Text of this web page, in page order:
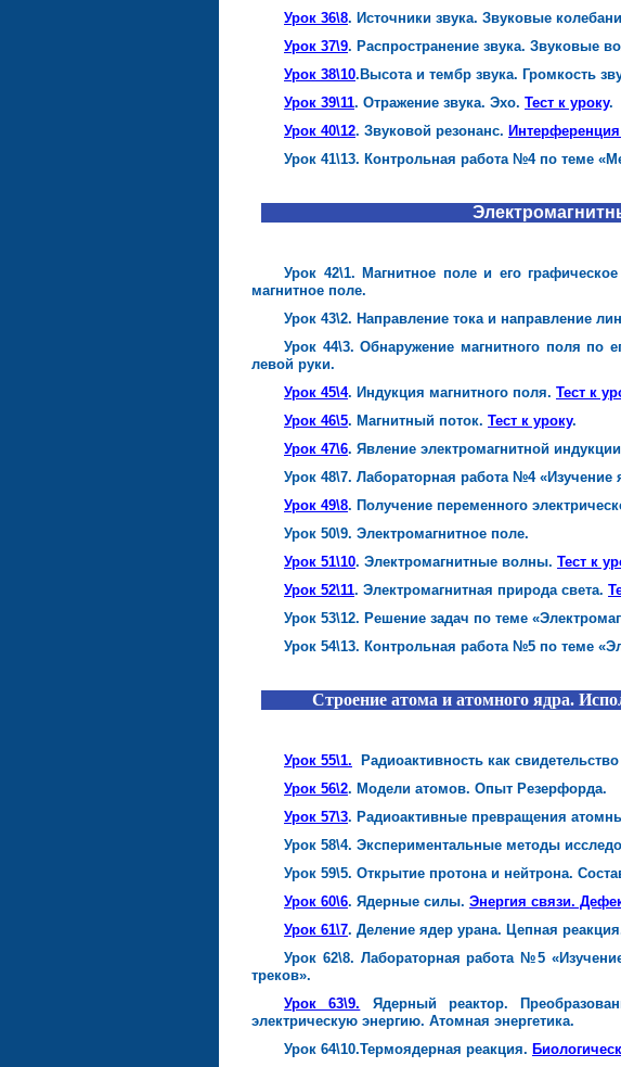
Урок 36\8. Источники звука. Звуковые
Урок 37\9. Распространение звука. Звуковые
Урок 38\10.Высота и тембр звука. Громкость
Урок 39\11. Отражение звука. Эхо. Тест к уроку.
Урок 40\12. Звуковой резонанс. Интерференция
Урок 41\13. Контрольная работа №4 по теме
Урок 42\1. Магнитное поле и его
магнитное поле.
Урок 43\2. Направление тока и направление
Урок 44\3. Обнаружение магнитного поля по
левой руки.
Урок 45\4. Индукция магнитного поля. Тест к
Урок 46\5. Магнитный поток. Тест к уроку.
Урок 47\6. Явление электромагнитной
Урок 48\7. Лабораторная работа №4 «Изучение
Урок 49\8. Получение переменного
Урок 50\9. Электромагнитное поле.
Урок 51\10. Электромагнитные волны. Тест к
Урок 52\11. Электромагнитная природа света.
Урок 53\12. Решение задач по теме
Урок 54\13. Контрольная работа №5 по теме
Строение атома и атомного ядра.
Урок 55\1. Радиоактивность как
Урок 56\2. Модели атомов. Опыт Резерфорда.
Урок 57\3. Радиоактивные превращения
Урок 58\4. Экспериментальные методы
Урок 59\5. Открытие протона и нейтрона.
Урок 60\6. Ядерные силы. Энергия связи.
Урок 61\7. Деление ядер урана. Цепная
Урок 62\8. Лабораторная работа №5
треков».
Урок 63\9.
Ядерный реактор.
электрическую энергию. Атомная энергетика.
Урок 64\10.Термоядерная реакция.